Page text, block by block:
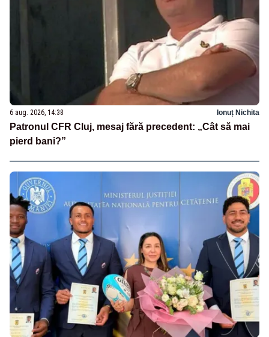
6 aug. 2026, 14:38 Ionuț Nichita
Patronul CFR Cluj, mesaj fără precedent: „Cât să mai
pierd bani?”